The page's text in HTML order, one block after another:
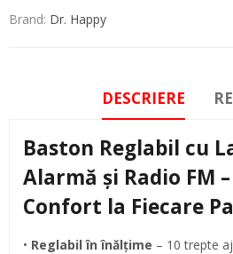
Brand: Dr. Happy
DESCRIERE
Baston Reglabil cu
Alarmă și Radio FM
Confort la Fiecare
• Reglabil în înălțime – 10 trepte